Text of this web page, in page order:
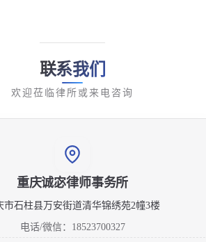
联系我们
欢迎莅临律所或来电咨询
重庆诚宓律师事务所
市石柱县万安街道清华锦绣苑2幢3楼
电话/微信：18523700327